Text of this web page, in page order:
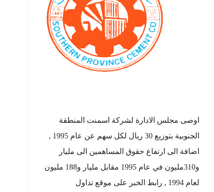
اوصى مجلس الادارة لشركة اسمنت المنطقة
الجنوبية بتوزيع 30 ريال لكل سهم عن عام 1995 ,
اضافة الى ارتفاع حقوق المساهمين الى مليار
و310مليون في عام 1995 مقابل مليار و188 مليون
لعام 1994 , رابط الخبر على موقع تداول